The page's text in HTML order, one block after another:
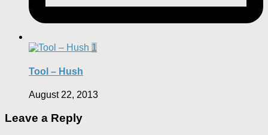
1
Tool – Hush
August 22, 2013
Leave a Reply